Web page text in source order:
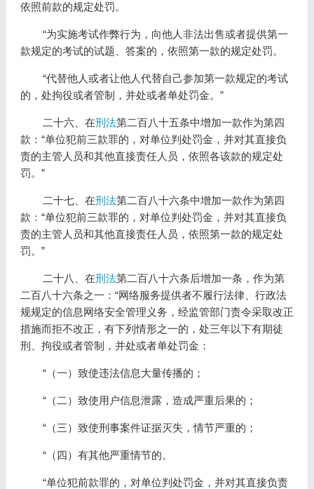
依照前款的规定处罚。
“为实施考试作弊行为，向他人非法出售或者提供第一
款规定的考试的试题、答案的，依照第一款的规定处罚。
“代替他人或者让他人代替自己参加第一款规定的考试
的，处拘役或者管制，并处或者单处罚金。”
二十六、在刑法第二百八十五条中增加一款作为第四
款：“单位犯前三款罪的，对单位判处罚金，并对其直接负
责的主管人员和其他直接责任人员，依照各该款的规定处
罚。”
二十七、在刑法第二百八十六条中增加一款作为第四
款：“单位犯前三款罪的，对单位判处罚金，并对其直接负
责的主管人员和其他直接责任人员，依照第一款的规定处
罚。”
二十八、在刑法第二百八十六条后增加一条，作为第
二百八十六条之一：“网络服务提供者不履行法律、行政法
规规定的信息网络安全管理义务，经监管部门责令采取改正
措施而拒不改正，有下列情形之一的，处三年以下有期徒
刑、拘役或者管制，并处或者单处罚金：
“（一）致使违法信息大量传播的；
“（二）致使用户信息泄露，造成严重后果的；
“（三）致使刑事案件证据灭失，情节严重的；
“（四）有其他严重情节的。
“单位犯前款罪的，对单位判处罚金，并对其直接负责